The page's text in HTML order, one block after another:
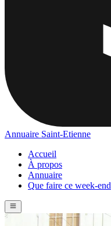
Annuaire Saint-Etienne
Accueil
À propos
Annuaire
Que faire ce week-end